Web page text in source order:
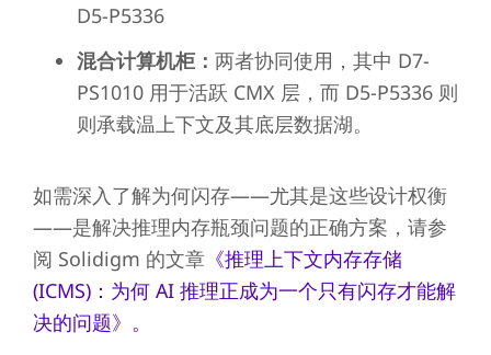
D5-P5336
混合计算机柜： 两者协同使用，其中 D7-
PS1010 用于活跃 CMX 层，而 D5-P5336 则
则承载温上下文及其底层数据湖。
如需深入了解为何闪存——尤其是这些设计权衡
——是解决推理内存瓶颈问题的正确方案，请参
阅 Solidigm 的文章《推理上下文内存存储
(ICMS)：为何 AI 推理正成为一个只有闪存才能解
决的问题》。